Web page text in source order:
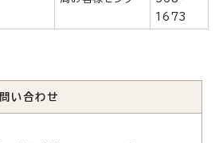
1673
い合わせ